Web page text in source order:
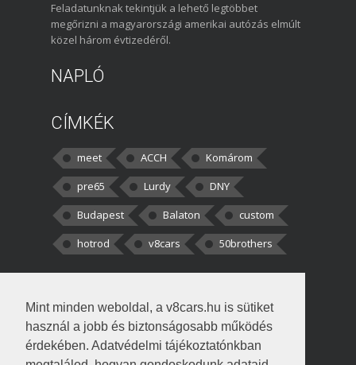
Mint minden weboldal, a v8cars.hu is sütiket
használ a jobb és biztonságosabb működés
érdekében. Adatvédelmi tájékoztatónkban
Feladatunknak tekintjük a lehető legtöbbet
megőrizni a magyarországi amerikai autózás elmúlt
közel három évtizedéről.
NAPLÓ
CÍMKÉK
meet ACCH
Komárom
pre65
Lurdy
DNY
Budapest
Balaton
custom
hotrod
v8cars 50brothers
kortisz:Elszúrtam! Én csak két
darabbaal számoltam. Nem tudtam, hogy fél autót,